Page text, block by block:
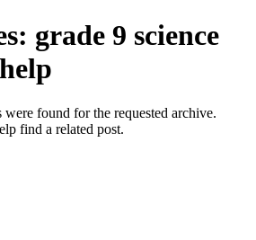
grade 9 science
found for the requested archive.
find a related post.